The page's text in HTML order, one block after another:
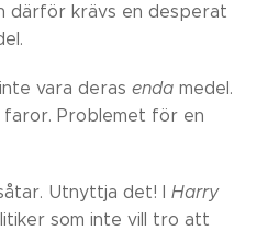
därför krävs en desperat
vara deras enda medel.
faror. Problemet för en
Utnyttja det! I Harry
som inte vill tro att